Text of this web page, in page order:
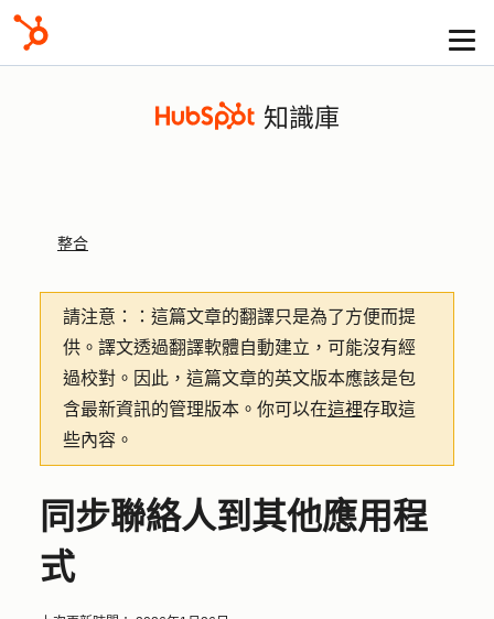
知識庫
整合
請注意：
：這篇文章的翻譯只是為了方便而提
供。譯文透過翻譯軟體自動建立，可能沒有經
過校對。因此，這篇文章的英文版本應該是包
含最新資訊的管理版本。你可以在這裡存取這
些內容。
同步聯絡人到其他應用程
式